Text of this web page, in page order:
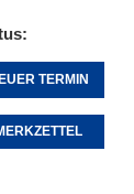
TERMIN